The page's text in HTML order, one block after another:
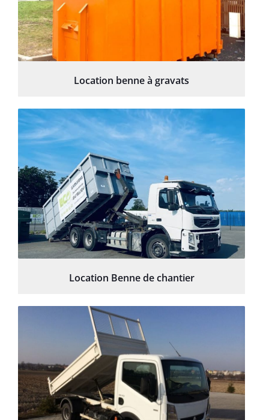
Location benne à gravats
Location Benne de chantier